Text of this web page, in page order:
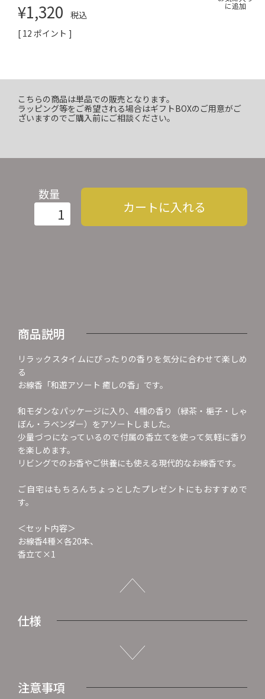
¥1,320
税込
[ 12 ポイント ]
こちらの商品は単品での販売となります。
ラッピング等をご希望される場合はギフトBOXのご用意がご
ざいますのでご購入前にご相談ください。
数量
カートに入れる
商品説明
リラックスタイムにぴったりの香りを気分に合わせて楽しめ
る
お線香「和遊アソート 癒しの香」です。
和モダンなパッケージに入り、4種の香り（緑茶・梔子・しゃ
ぼん・ラベンダー）をアソートしました。
少量づつになっているので付属の香立てを使って気軽に香り
を楽しめます。
リビングでのお香やご供養にも使える現代的なお線香です。
ご自宅はもちろんちょっとしたプレゼントにもおすすめで
す。
＜セット内容＞
お線香4種×各20本、
香立て×1
仕様
注意事項